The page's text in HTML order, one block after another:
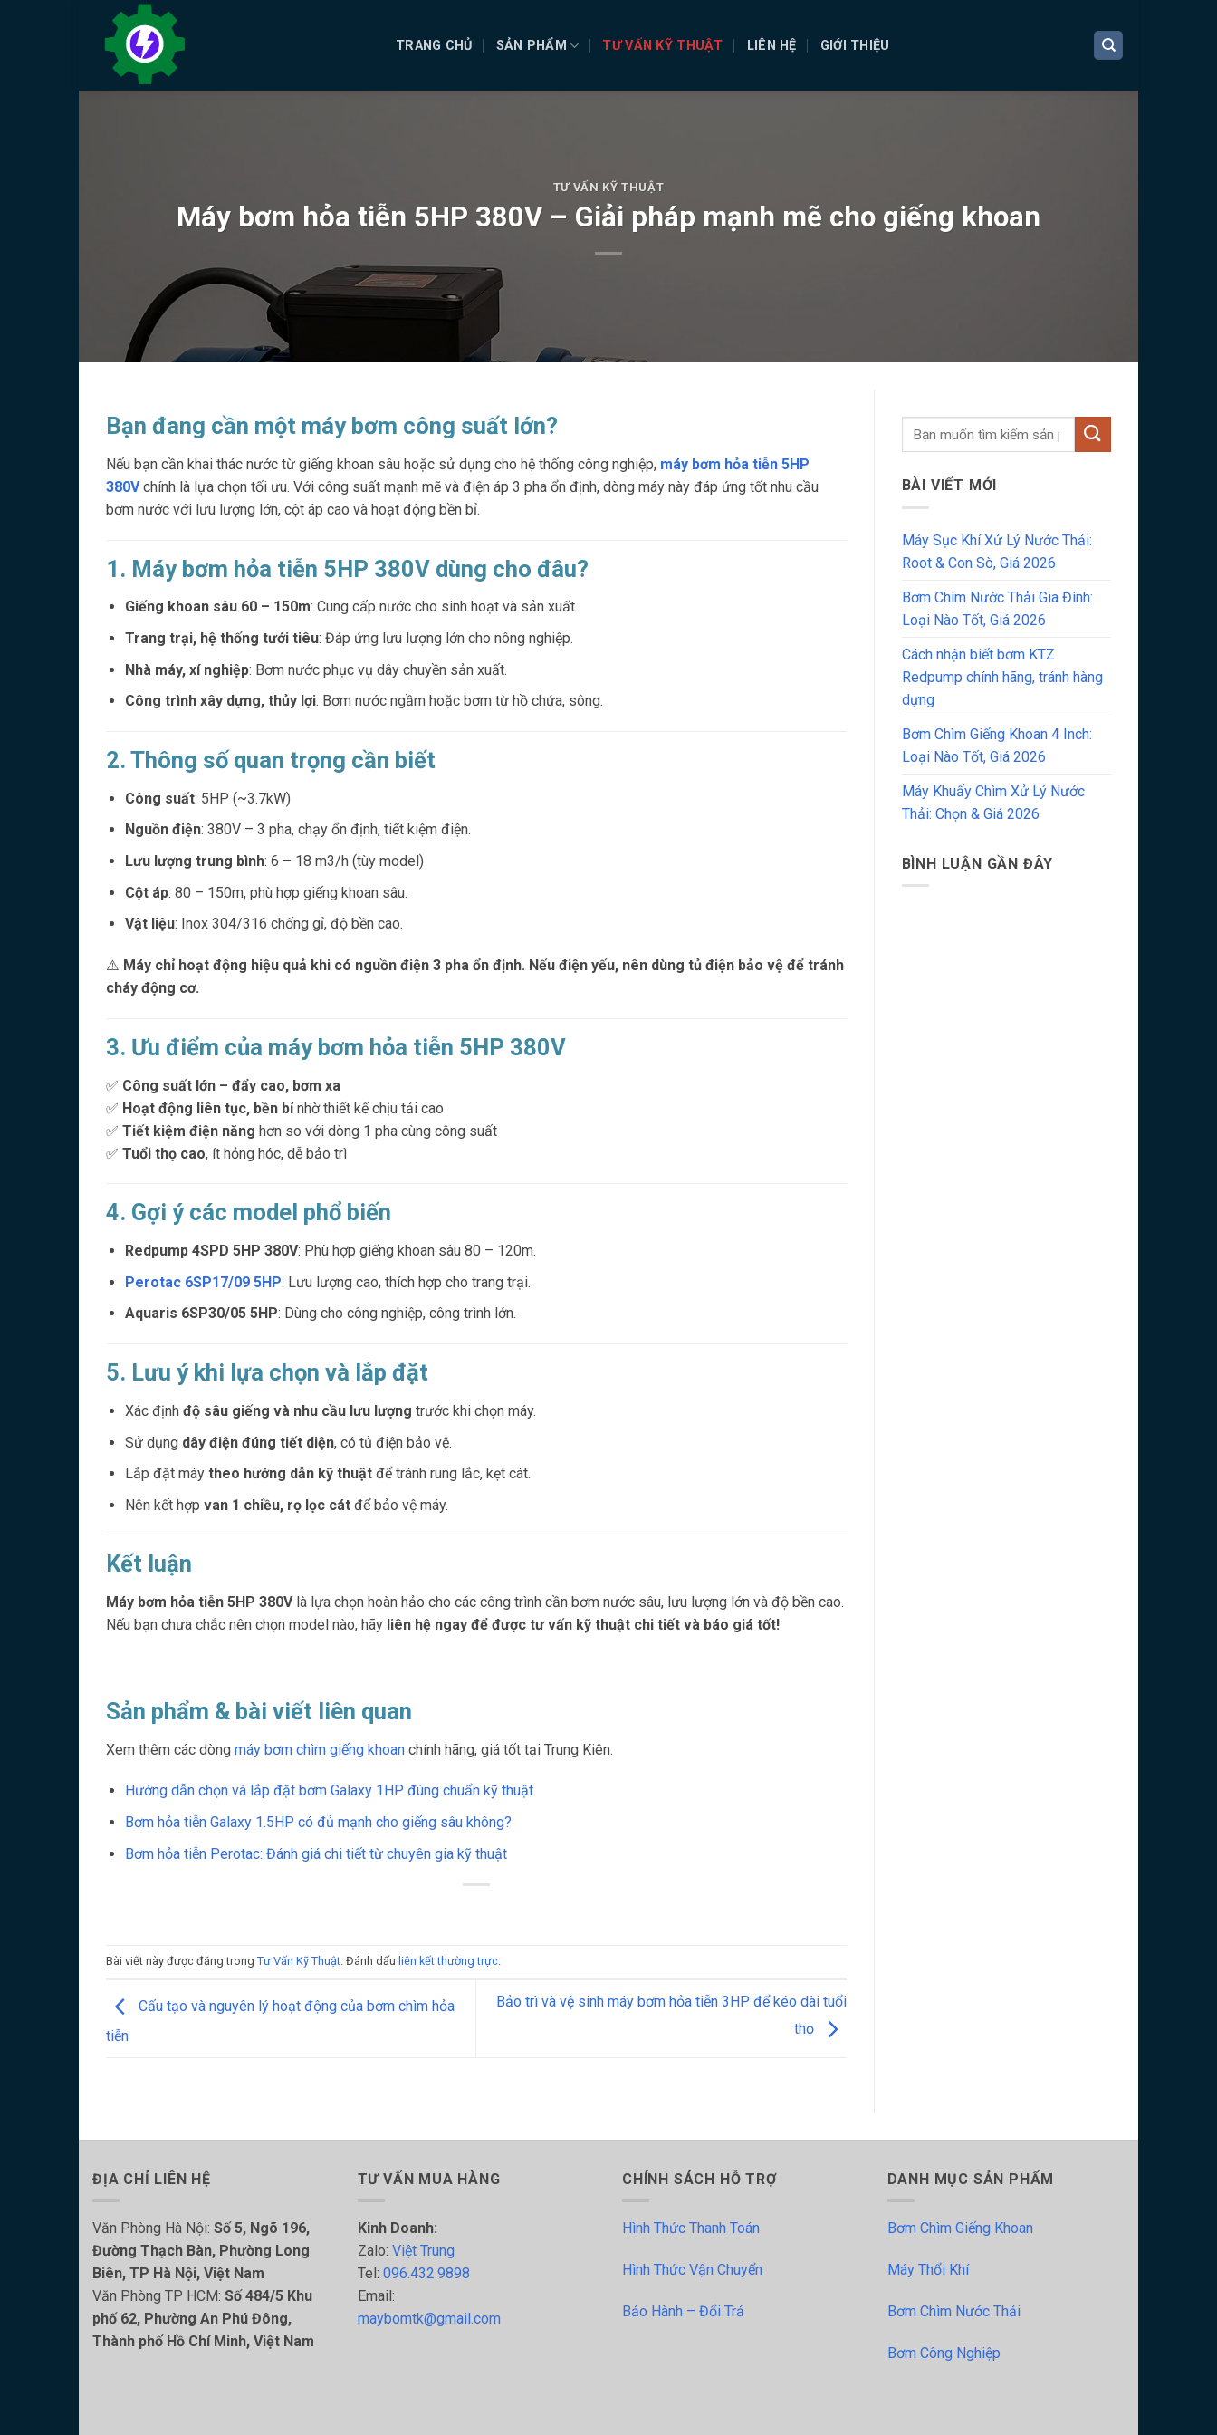
TRANG CHỦ SẢN PHẨM TƯ VẤN KỸ THUẬT LIÊN HỆ GIỚI THIỆU
TƯ VẤN KỸ THUẬT
Máy bơm hỏa tiễn 5HP 380V – Giải pháp mạnh mẽ cho giếng khoan
Bạn đang cần một máy bơm công suất lớn?
Nếu bạn cần khai thác nước từ giếng khoan sâu hoặc sử dụng cho hệ thống công nghiệp, máy bơm hỏa tiễn 5HP
380Vchính là lựa chọn tối ưu. Với công suất mạnh mẽ và điện áp 3 pha ổn định, dòng máy này đáp ứng tốt nhu cầu
bơm nước với lưu lượng lớn, cột áp cao và hoạt động bền bỉ.
1. Máy bơm hỏa tiễn 5HP 380V dùng cho đâu?
Giếng khoan sâu 60 – 150m: Cung cấp nước cho sinh hoạt và sản xuất.
Trang trại, hệ thống tưới tiêu: Đáp ứng lưu lượng lớn cho nông nghiệp.
Nhà máy, xí nghiệp: Bơm nước phục vụ dây chuyền sản xuất.
Công trình xây dựng, thủy lợi: Bơm nước ngầm hoặc bơm từ hồ chứa, sông.
2. Thông số quan trọng cần biết
Công suất: 5HP (~3.7kW)
Nguồn điện: 380V – 3 pha, chạy ổn định, tiết kiệm điện.
Lưu lượng trung bình: 6 – 18 m3/h (tùy model)
Cột áp: 80 – 150m, phù hợp giếng khoan sâu.
Vật liệu: Inox 304/316 chống gỉ, độ bền cao.
⚠️ Máy chỉ hoạt động hiệu quả khi có nguồn điện 3 pha ổn định. Nếu điện yếu, nên dùng tủ điện bảo vệ để tránh
cháy động cơ.
3. Ưu điểm của máy bơm hỏa tiễn 5HP 380V
✅ Công suất lớn – đẩy cao, bơm xa
✅ Hoạt động liên tục, bền bỉnhờ thiết kế chịu tải cao
✅ Tiết kiệm điện năng hơn so với dòng 1 pha cùng công suất
✅ Tuổi thọ cao, ít hỏng hóc, dễ bảo trì
4. Gợi ý các model phổ biến
Redpump 4SPD 5HP 380V: Phù hợp giếng khoan sâu 80 – 120m.
Perotac 6SP17/09 5HP: Lưu lượng cao, thích hợp cho trang trại.
Aquaris 6SP30/05 5HP: Dùng cho công nghiệp, công trình lớn.
5. Lưu ý khi lựa chọn và lắp đặt
Xác định độ sâu giếng và nhu cầu lưu lượng trước khi chọn máy.
Sử dụng dây điện đúng tiết diện, có tủ điện bảo vệ.
Lắp đặt máy theo hướng dẫn kỹ thuậtđể tránh rung lắc, kẹt cát.
Nên kết hợp van 1 chiều, rọ lọc cátđể bảo vệ máy.
Kết luận
Máy bơm hỏa tiễn 5HP 380Vlà lựa chọn hoàn hảo cho các công trình cần bơm nước sâu, lưu lượng lớn và độ bền cao.
Nếu bạn chưa chắc nên chọn model nào, hãy liên hệ ngay để được tư vấn kỹ thuật chi tiết và báo giá tốt!
Sản phẩm & bài viết liên quan
Xem thêm các dòng máy bơm chìm giếng khoan chính hãng, giá tốt tại Trung Kiên.
Hướng dẫn chọn và lắp đặt bơm Galaxy 1HP đúng chuẩn kỹ thuật
Bơm hỏa tiễn Galaxy 1.5HP có đủ mạnh cho giếng sâu không?
Bơm hỏa tiễn Perotac: Đánh giá chi tiết từ chuyên gia kỹ thuật
Bài viết này được đăng trong Tư Vấn Kỹ Thuật . Đánh dấu liên kết thường trực
Cấu tạo và nguyên lý hoạt động của bơm chìm hỏa
tiễn
Bảo trì và vệ sinh máy bơm hỏa tiễn 3HP để kéo dài tuổi
thọ
BÀI VIẾT MỚI
Máy Sục Khí Xử Lý Nước Thải:
Root & Con Sò, Giá 2026
Bơm Chìm Nước Thải Gia Đình:
Loại Nào Tốt, Giá 2026
Cách nhận biết bơm KTZ
Redpump chính hãng, tránh hàng
dựng
Bơm Chìm Giếng Khoan 4 Inch:
Loại Nào Tốt, Giá 2026
Máy Khuấy Chìm Xử Lý Nước
Thải: Chọn & Giá 2026
BÌNH LUẬN GẦN ĐÂY
ĐỊA CHỈ LIÊN HỆ
Văn Phòng Hà Nội: Số 5, Ngõ 196,
Đường Thạch Bàn, Phường Long
Biên, TP Hà Nội, Việt Nam
Văn Phòng TP HCM: Số 484/5 Khu
phố 62, Phường An Phú Đông,
Thành phố Hồ Chí Minh, Việt Nam
TƯ VẤN MUA HÀNG
Kinh Doanh:
Zalo: Việt Trung
Tel: 096.432.9898
Email:
maybomtk@gmail.com
CHÍNH SÁCH HỖ TRỢ
Hình Thức Thanh Toán
Hình Thức Vận Chuyển
Bảo Hành – Đổi Trả
DANH MỤC SẢN PHẨM
Bơm Chìm Giếng Khoan
Máy Thổi Khí
Bơm Chìm Nước Thải
Bơm Công Nghiệp